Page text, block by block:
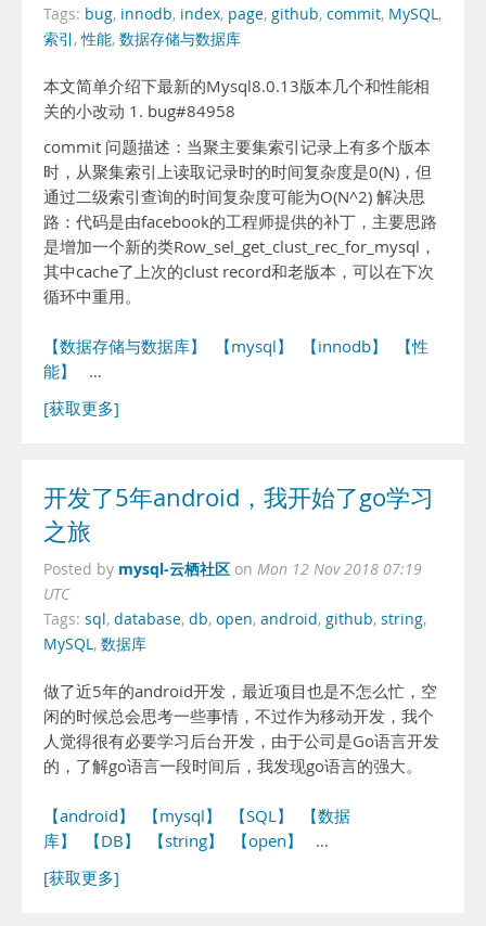
Tags: bug, innodb, index, page, github, commit, MySQL,
索引 ,性能, 数据存储与数据库
本文简单介绍下最新的Mysql8.0.13版本几个和性能相
关的小改动 1. bug#84958
commit 问题描述：当聚主要集索引记录上有多个版本
时，从聚集索引上读取记录时的时间复杂度是0(N)，但
通过二级索引查询的时间复杂度可能为O(N^2) 解决思
路：代码是由facebook的工程师提供的补丁，主要思路
是增加一个新的类Row_sel_get_clust_rec_for_mysql，
其中cache了上次的clust record和老版本，可以在下次
循环中重用。
【数据存储与数据库】 【mysql】 【innodb】
【性
能】
…
[获取更多]
开发了5年android，我开始了go学习
之旅
Posted by mysql-云栖社区 on Mon 12 Nov 2018 07:19
UTC
Tags: sql, database, db, open, android, github, string,
MySQL, 数据库
做了近5年的android开发，最近项目也是不怎么忙，空
闲的时候总会思考一些事情，不过作为移动开发，我个
人觉得很有必要学习后台开发，由于公司是Go语言开发
的，了解go语言一段时间后，我发现go语言的强大。
【android】 【mysql】 【SQL】
【数据
库】
【DB】 【string】 【open】
…
[获取更多]